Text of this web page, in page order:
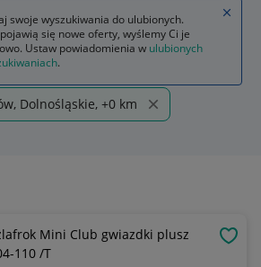
Odzież Piżamy, szlafroki
ze szlafrokiem piżamy szlafroki
Dolnośląskie, +0 km
Mini Club gwiazdki plusz
110 /T
swoje wyszukiwania do ulubionych.
się nowe oferty, wyślemy Ci je
Ustaw powiadomienia w ulubionych
.